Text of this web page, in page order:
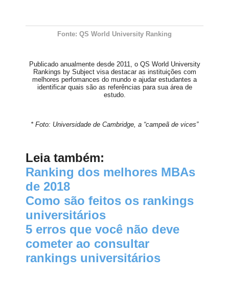
Fonte: QS World University Ranking
Publicado anualmente desde 2011, o QS World University
Rankings by Subject visa destacar as instituições com
melhores perfomances do mundo e ajudar estudantes a
identificar quais são as referências para sua área de
estudo.
* Foto: Universidade de Cambridge, a “campeã de vices”
Leia também:
Ranking dos melhores MBAs
de 2018
Como são feitos os rankings
universitários
5 erros que você não deve
cometer ao consultar
rankings universitários